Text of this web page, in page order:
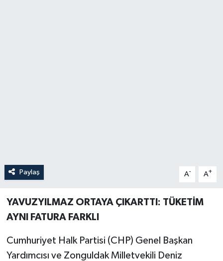
Paylaş A- A+
YAVUZYILMAZ ORTAYA ÇIKARTTI: TÜKETİM
AYNI FATURA FARKLI
Cumhuriyet Halk Partisi (CHP) Genel Başkan
Yardımcısı ve Zonguldak Milletvekili Deniz